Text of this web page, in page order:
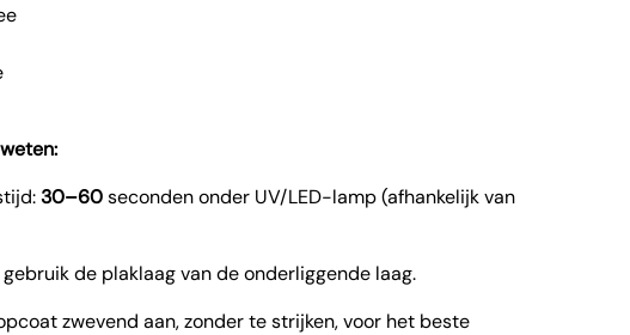
30–60seconden onder UV/LED-lamp (afhankelijk van
gebruik de plaklaag van de onderliggende laag.
zwevend aan, zonder te strijken, voor het beste